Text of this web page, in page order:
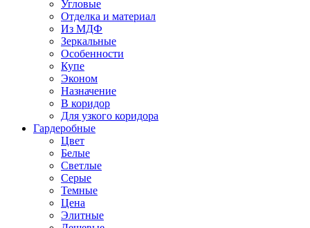
Угловые
Отделка и материал
Из МДФ
Зеркальные
Особенности
Купе
Эконом
Назначение
В коридор
Для узкого коридора
Гардеробные
Цвет
Белые
Светлые
Серые
Темные
Цена
Элитные